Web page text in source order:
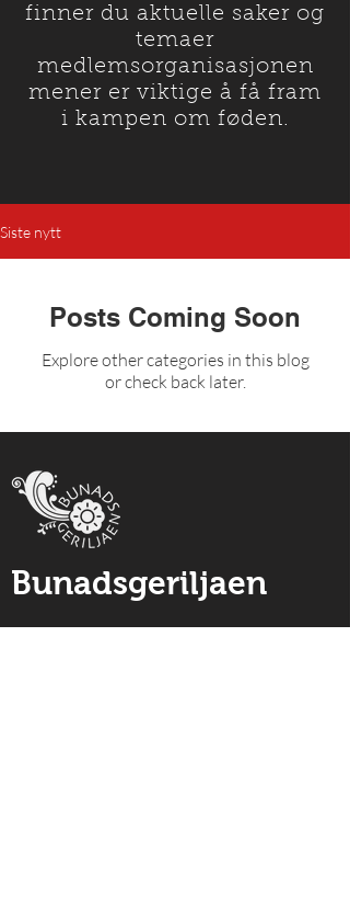
finner du aktuelle saker og
temaer
medlemsorganisasjonen
mener er viktige å få fram
i kampen om føden.
Siste nytt
Posts Coming Soon
Explore other categories in this blog
or check back later.
Bunadsgeriljaen